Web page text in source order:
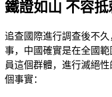
鐵證如山 不容抵
追查國際進行調查後不
事，中國確實是在全國
員這個群體，進行滅絕
個事實：